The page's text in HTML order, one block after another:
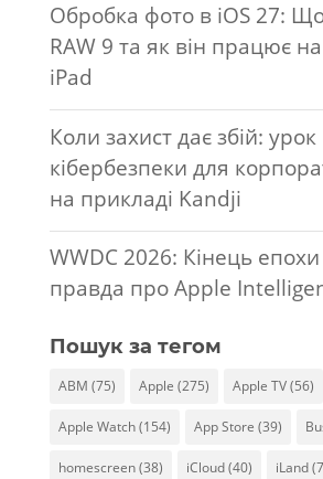
Обробка фото в iOS 27:
RAW 9 та як він працює
iPad
Коли захист дає збій: урок
кібербезпеки для
на прикладі Kandji
WWDC 2026: Кінець
правда про Apple
Пошук за тегом
ABM (75) Apple (275) Apple TV(56)
Apple Watch(154) App Store (39)
homescreen(38) iCloud(40) iLand